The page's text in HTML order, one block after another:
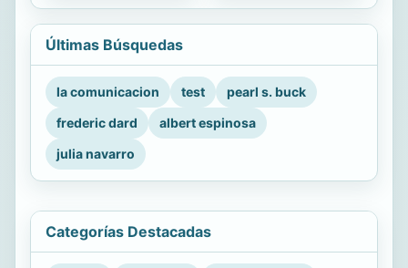
Últimas Búsquedas
la comunicacion test
pearl s. buck
frederic dard
albert espinosa
julia navarro
Categorías Destacadas